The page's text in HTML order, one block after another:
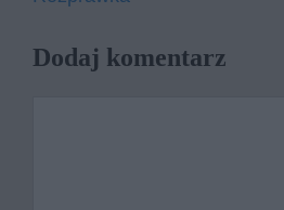
Dodaj komentarz